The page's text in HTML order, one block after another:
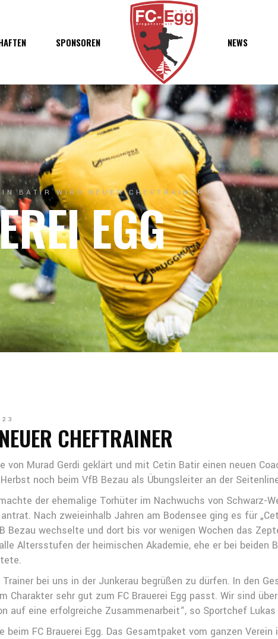
SPONSOREN NEWS
BATIR WIRD NEUER CHEFTRAINER
EGG
CHEFTRAINER
von Murad Gerdi geklärt und mit Cetin Batir einen neuen
noch beim VfB Bezau als Übungsleiter an der
der ehemalige Torhüter im Nachwuchs von Schwarz-
Nach zweieinhalb Jahren am Bodensee ging es für
Bezau wechselte und dort bis vor wenigen Wochen das
Altersstufen der heimischen Akademie, ehe er bei beiden
bei uns in der Junkerau begrüßen zu dürfen. In den
Charakter sehr gut zum FC Brauerei Egg passt. Wir sind
auf eine erfolgreiche Zusammenarbeit“, so Sportchef Lukas
FC Brauerei Egg. Das Gesamtpaket vom ganzen